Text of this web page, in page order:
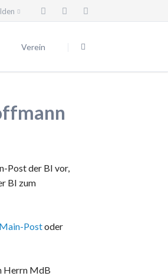
überspringen
Verein
werden
Post der BI vor,
BI zum
Main-Postoder
Herrn MdB